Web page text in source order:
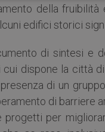
della fruibilità
edifici storici
di sintesi e
dispone la città
di un
di barriere
per